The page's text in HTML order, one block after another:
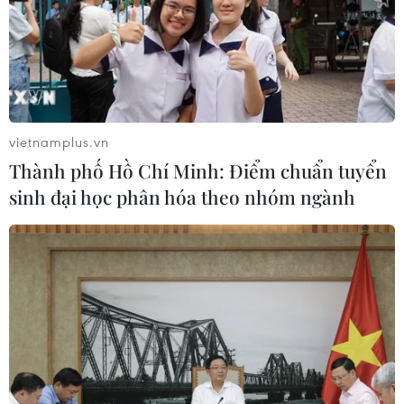
đồng
10/08/2026 03:47
Cứu sống trẻ sinh cực non 25 tuần
thai, nặng gần 700 gram
09/08/2026 04:44
Đầu tư cho sức khỏe từ phòng bệnh
đến hạ tầng y tế
09/08/2026 03:29
Quy định chức năng, nhiệm vụ,
quyền hạn và cơ cấu tổ chức của Bộ Y
vietnamplus.vn
Thành phố Hồ Chí Minh: Điểm chuẩn tuyển
sinh đại học phân hóa theo nhóm ngành